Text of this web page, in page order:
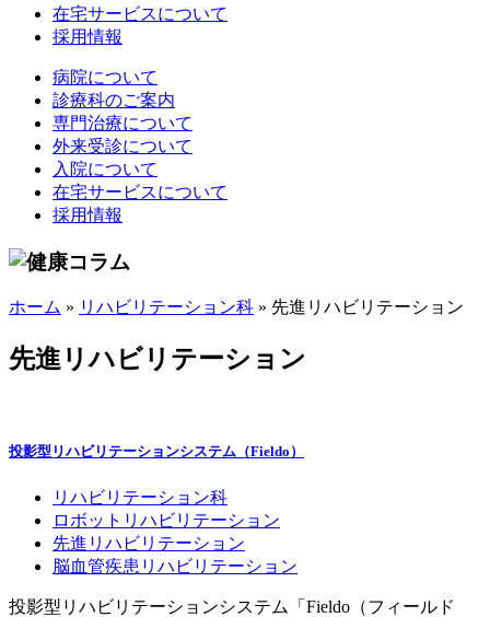
在宅サービスについて
採用情報
病院について
診療科のご案内
専門治療について
外来受診について
入院について
在宅サービスについて
採用情報
ホーム » リハビリテーション科 » 先進リハビリテーション
先進リハビリテーション
投影型リハビリテーションシステム（Fieldo）
リハビリテーション科
ロボットリハビリテーション
先進リハビリテーション
脳血管疾患リハビリテーション
投影型リハビリテーションシステム「Fieldo（フィールド